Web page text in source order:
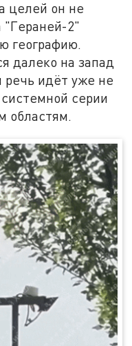
целей он не
"Гераней-2"
географию.
далеко на запад
идёт уже не
серии
областям.